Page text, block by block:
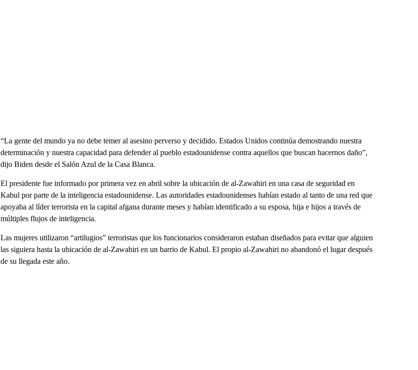
“La gente del mundo ya no debe temer al asesino perverso y decidido. Estados Unidos continúa demostrando nuestra
determinación y nuestra capacidad para defender al pueblo estadounidense contra aquellos que buscan hacernos daño”,
dijo Biden desde el Salón Azul de la Casa Blanca.
El presidente fue informado por primera vez en abril sobre la ubicación de al-Zawahiri en una casa de seguridad en
Kabul por parte de la inteligencia estadounidense. Las autoridades estadounidenses habían estado al tanto de una red que
apoyaba al líder terrorista en la capital afgana durante meses y habían identificado a su esposa, hija e hijos a través de
múltiples flujos de inteligencia.
Las mujeres utilizaron “artilugios” terroristas que los funcionarios consideraron estaban diseñados para evitar que alguien
las siguiera hasta la ubicación de al-Zawahiri en un barrio de Kabul. El propio al-Zawahiri no abandonó el lugar después
de su llegada este año.